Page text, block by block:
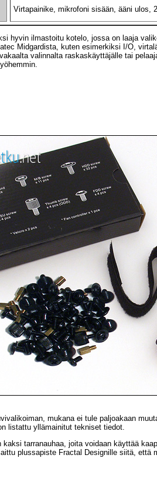
Virtapainike, mikrofoni sisään, ääni ulos,
hyvin ilmastoitu kotelo, jossa on laaja
Midgardista, kuten esimerkiksi I/O,
valinnalta raskaskäyttäjälle tai
mukana ei tule paljoakaan
listattu yllämainitut tekniset tiedot.
tarranauhaa, joita voidaan käyttää
plussapiste Fractal Designille siitä, että